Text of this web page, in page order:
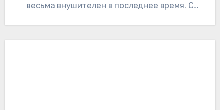
весьма внушителен в последнее время. С